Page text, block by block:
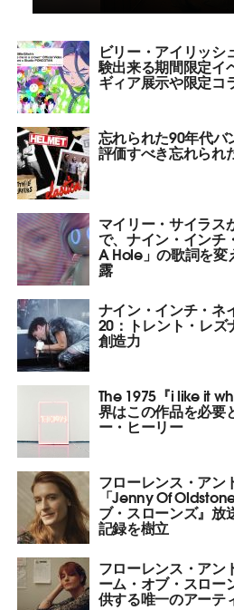
ビリー・アイリッ
験出来る期間限定イ
ギィア展示や限定コ
忘れられた90年代
評価すべき忘れられ
マイリー・サイラス
で、ナイン・インチ
A Hole」の歌詞を変
露
ナイン・インチ・ネ
20：トレント・レズ
創造力
The 1975『i like it
界はこの作品を必要
ー・ヒーリー
フローレンス・アン
「Jenny Of
ブ・スローンズ』
記録を樹立
フローレンス・アン
ーム・オブ・スロー
供する唯一のアーテ